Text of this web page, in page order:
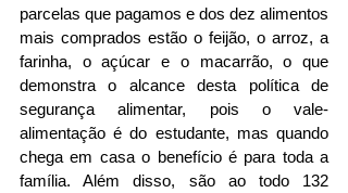
parcelas que pagamos e dos dez alimentos
mais comprados estão o feijão, o arroz, a
farinha, o açúcar e o macarrão, o que
demonstra o alcance desta política de
segurança alimentar, pois o vale-
alimentação é do estudante, mas quando
chega em casa o benefício é para toda a
família. Além disso, são ao todo 132